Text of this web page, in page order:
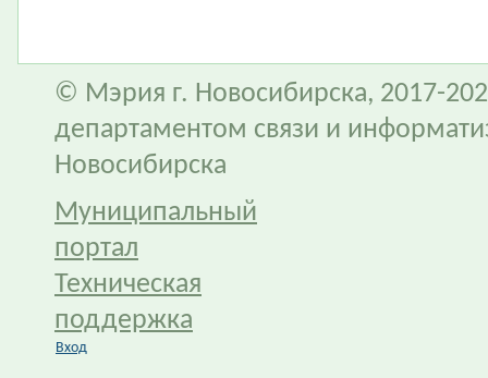
© Мэрия г. Новосибирска, 2017-
департаментом связи и
Новосибирска
Муниципальный
портал
Техническая
поддержка
Вход